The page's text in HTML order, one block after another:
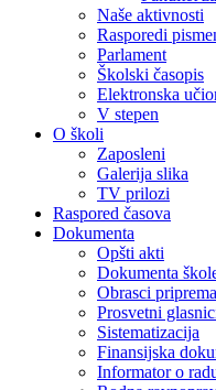
Naše aktivnosti
Rasporedi
Parlament
Školski časopis
Elektronska
V stepen
O školi
Zaposleni
Galerija slika
TV prilozi
Raspored časova
Dokumenta
Opšti akti
Dokumenta
Obrasci priprema
Prosvetni
Sistematizacija
Finansijska
Informator o